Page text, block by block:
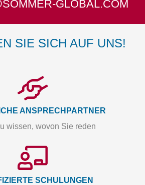
GLOBAL.COM
SIE SICH AUF UNS!
ANSPRECHPARTNER
wissen, wovon Sie reden
SCHULUNGEN